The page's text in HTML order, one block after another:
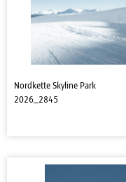
Nordkette Skyline Park
2026_2845